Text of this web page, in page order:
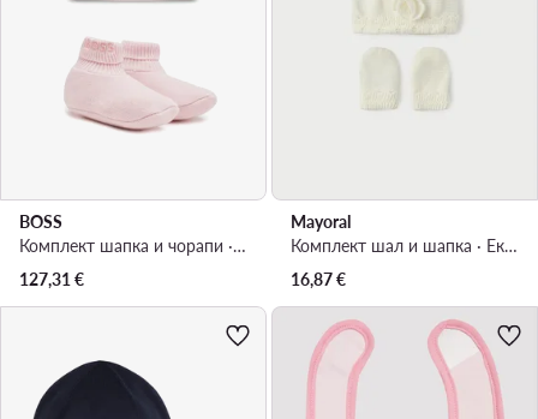
BOSS
Комплект шапка и чорапи · Розов
127,31 €
Mayoral
Комплект шал и шапка · Екрю
16,87€